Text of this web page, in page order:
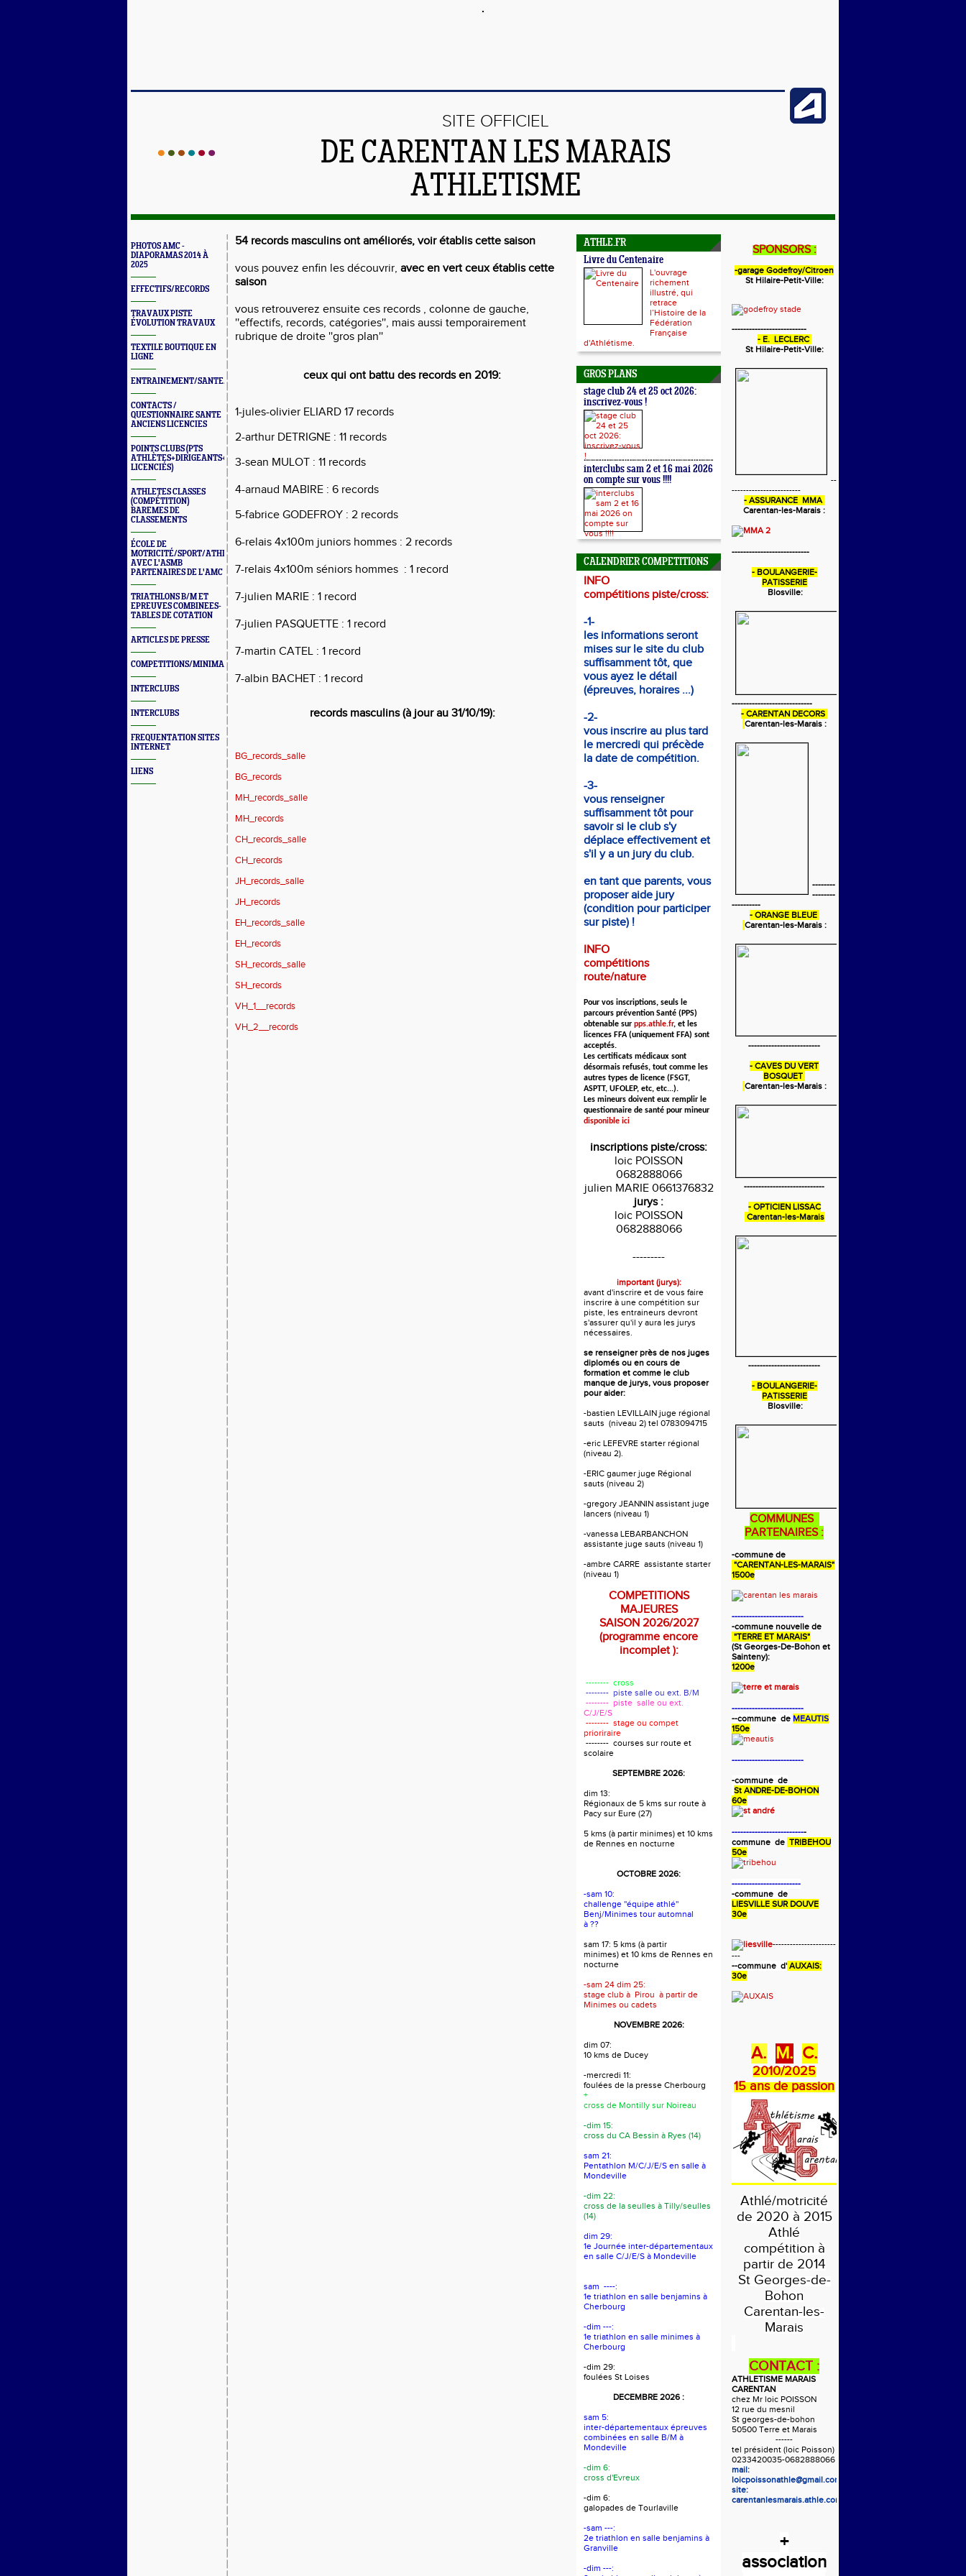
SITE OFFICIEL
DE CARENTAN LES MARAIS
ATHLETISME
PHOTOS AMC -
DIAPORAMAS 2014 À
2025
EFFECTIFS/RECORDS
TRAVAUX PISTE
ÉVOLUTION TRAVAUX
TEXTILE BOUTIQUE EN
LIGNE
ENTRAINEMENT/SANTE/JURYS/FORMATIONS
CONTACTS /
QUESTIONNAIRE SANTE
ANCIENS LICENCIES
POINTS CLUBS (PTS
ATHLÈTES+DIRIGEANTS+BONUS
LICENCIÉS)
ATHLETES CLASSES
(COMPÉTITION)
BAREMES DE
CLASSEMENTS
ÉCOLE DE
MOTRICITÉ/SPORT/ATHLÉ
AVEC L'ASMB
PARTENAIRES DE L'AMC
TRIATHLONS B/M ET
EPREUVES COMBINEES-
TABLES DE COTATION
ARTICLES DE PRESSE
COMPETITIONS/MINIMAS/MEETINGS/ENGAGES
INTERCLUBS
INTERCLUBS
FREQUENTATION SITES
INTERNET
LIENS
54 records masculins ont améliorés, voir établis cette saison
vous pouvez enfin les découvrir, avec en vert ceux établis cette
saison
vous retrouverez ensuite ces records , colonne de gauche,
''effectifs, records, catégories'', mais aussi temporairement
rubrique de droite ''gros plan''
ceux qui ont battu des records en 2019:
1-jules-olivier ELIARD 17 records
2-arthur DETRIGNE : 11 records
3-sean MULOT : 11 records
4-arnaud MABIRE : 6 records
5-fabrice GODEFROY : 2 records
6-relais 4x100m juniors hommes : 2 records
7-relais 4x100m séniors hommes : 1 record
7-julien MARIE : 1 record
7-julien PASQUETTE : 1 record
7-martin CATEL : 1 record
7-albin BACHET : 1 record
records masculins (à jour au 31/10/19):
BG_records_salle
BG_records
MH_records_salle
MH_records
CH_records_salle
CH_records
JH_records_salle
JH_records
EH_records_salle
EH_records
SH_records_salle
SH_records
VH_1__records
VH_2__records
ATHLE.FR
Livre du Centenaire
L'ouvrage
richement
illustré, qui
retrace
l’Histoire de la
Fédération
Française
d'Athlétisme.
GROS PLANS
stage club 24 et 25 oct 2026:
inscrivez-vous !
interclubs sam 2 et 16 mai 2026
on compte sur vous !!!!
CALENDRIER COMPETITIONS
INFO
compétitions piste/cross:
-1-
les informations seront
mises sur le site du club
suffisamment tôt, que
vous ayez le détail
(épreuves, horaires ...)
-2-
vous inscrire au plus tard
le mercredi qui précède
la date de compétition.
-3-
vous renseigner
suffisamment tôt pour
savoir si le club s'y
déplace effectivement et
s'il y a un jury du club.
en tant que parents, vous
proposer aide jury
(condition pour participer
sur piste) !
INFO
compétitions
route/nature
Pour vos inscriptions, seuls le
parcours prévention Santé (PPS)
obtenable sur pps.athle.fr, et les
licences FFA (uniquement FFA) sont
acceptés.
Les certificats médicaux sont
désormais refusés, tout comme les
autres types de licence (FSGT,
ASPTT, UFOLEP, etc, etc...).
Les mineurs doivent eux remplir le
questionnaire de santé pour mineur
disponible ici
inscriptions piste/cross:
loic POISSON
0682888066
julien MARIE 0661376832
jurys :
loic POISSON
0682888066
---------
important (jurys):
avant d'inscrire et de vous faire
inscrire à une compétition sur
piste, les entraineurs devront
s'assurer qu'il y aura les jurys
nécessaires.
se renseigner près de nos juges
diplomés ou en cours de
formation et comme le club
manque de jurys, vous proposer
pour aider:
-bastien LEVILLAIN juge régional
sauts (niveau 2) tel 0783094715
-eric LEFEVRE starter régional
(niveau 2).
-ERIC gaumer juge Régional
sauts (niveau 2)
-gregory JEANNIN assistant juge
lancers (niveau 1)
-vanessa LEBARBANCHON
assistante juge sauts (niveau 1)
-ambre CARRE assistante starter
(niveau 1)
COMPETITIONS
MAJEURES
SAISON 2026/2027
(programme encore
incomplet ):
-------- cross
-------- piste salle ou ext. B/M
-------- piste salle ou ext.
C/J/E/S
-------- stage ou compet
prioriraire
-------- courses sur route et
scolaire
SEPTEMBRE 2026:
dim 13:
Régionaux de 5 kms sur route à
Pacy sur Eure (27)
5 kms (à partir minimes) et 10 kms
de Rennes en nocturne
OCTOBRE 2026:
-sam 10:
challenge ''équipe athlé''
Benj/Minimes tour automnal
à ??
sam 17: 5 kms (à partir
minimes) et 10 kms de Rennes en
nocturne
-sam 24 dim 25:
stage club à Pirou à partir de
Minimes ou cadets
NOVEMBRE 2026:
dim 07:
10 kms de Ducey
-mercredi 11:
foulées de la presse Cherbourg
+
cross de Montilly sur Noireau
-dim 15:
cross du CA Bessin à Ryes (14)
sam 21:
Pentathlon M/C/J/E/S en salle à
Mondeville
-dim 22:
cross de la seulles à Tilly/seulles
(14)
dim 29:
1e Journée inter-départementaux
en salle C/J/E/S à Mondeville
sam ----:
1e triathlon en salle benjamins à
Cherbourg
-dim ---:
1e triathlon en salle minimes à
Cherbourg
-dim 29:
foulées St Loises
DECEMBRE 2026 :
sam 5:
inter-départementaux épreuves
combinées en salle B/M à
Mondeville
-dim 6:
cross d'Evreux
-dim 6:
galopades de Tourlaville
-sam ---:
2e triathlon en salle benjamins à
Granville
-dim ---:
SPONSORS :
-garage Godefroy/Citroen
St Hilaire-Petit-Ville:
--------------------------
- E. LECLERC
St Hilaire-Petit-Ville:
--
------------------------
- ASSURANCE MMA
Carentan-les-Marais :
---------------------------
- BOULANGERIE-
PATISSERIE
Blosville:
----------------------------
- CARENTAN DECORS
Carentan-les-Marais :
--------
--------
----------
- ORANGE BLEUE
Carentan-les-Marais :
-------------------------
- CAVES DU VERT
BOSQUET
Carentan-les-Marais :
----------------------------
- OPTICIEN LISSAC
Carentan-les-Marais
-------------------------
- BOULANGERIE-
PATISSERIE
Blosville:
COMMUNES
PARTENAIRES :
-commune de
"CARENTAN-LES-MARAIS"
1500e
-------------------------
-commune nouvelle de
"TERRE ET MARAIS"
(St Georges-De-Bohon et
Sainteny):
1200e
-------------------------
--commune de MEAUTIS
150e
-------------------------
-commune de
St ANDRE-DE-BOHON
60e
--------------------------
commune de TRIBEHOU
50e
------------------------
-commune de
LIESVILLE SUR DOUVE
30e
----------------------
---
--commune d' AUXAIS:
30e
A. M. C.
2010/2025
15 ans de passion
Athlé/motricité
de 2020 à 2015
Athlé
compétition à
partir de 2014
St Georges-de-
Bohon
Carentan-les-
Marais
CONTACT :
ATHLETISME MARAIS
CARENTAN
chez Mr loic POISSON
12 rue du mesnil
St georges-de-bohon
50500 Terre et Marais
------
tel président (loic Poisson)
0233420035-0682888066
mail:
loicpoissonathle@gmail.com
site:
carentanlesmarais.athle.com
+
association